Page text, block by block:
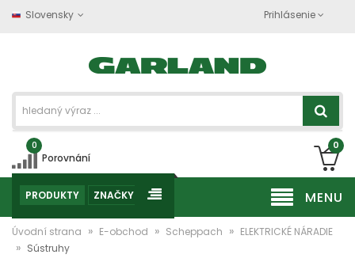
Slovensky Prihlásenie
0
Porovnání
0
MENU
PRODUKTY ZNAČKY
Úvodní strana » E-obchod » Scheppach » ELEKTRICKÉ NÁRADIE
» Sústruhy